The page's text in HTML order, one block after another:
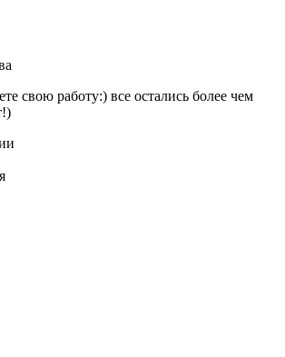
свою работу:) все остались более чем